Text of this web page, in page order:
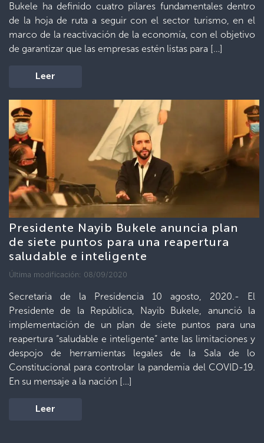
Bukele ha definido cuatro pilares fundamentales dentro
de la hoja de ruta a seguir con el sector turismo, en el
marco de la reactivación de la economía, con el objetivo
de garantizar que las empresas estén listas para […]
Leer
Presidente Nayib Bukele anuncia plan
de siete puntos para una reapertura
saludable e inteligente
Última modificación: 08/09/2020
Secretaria de la Presidencia 10 agosto, 2020.- El
Presidente de la República, Nayib Bukele, anunció la
implementación de un plan de siete puntos para una
reapertura “saludable e inteligente” ante las limitaciones y
despojo de herramientas legales de la Sala de lo
Constitucional para controlar la pandemia del COVID-19.
En su mensaje a la nación […]
Leer